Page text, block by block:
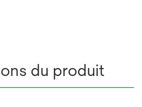
du produit